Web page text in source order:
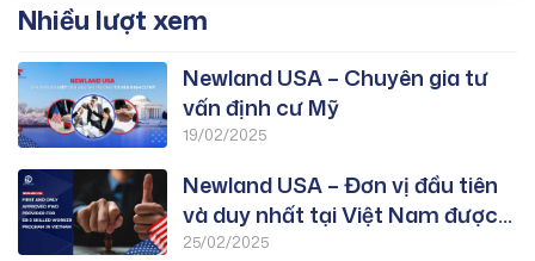
Nhiều lượt xem
Newland USA – Chuyên gia tư
vấn định cư Mỹ
19/02/2025
Newland USA – Đơn vị đầu tiên
và duy nhất tại Việt Nam được
duyệt PWD chương trình EB-3:
25/02/2025